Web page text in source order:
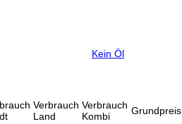
Kein Öl
Verbrauch
Land
Verbrauch
Kombi
Grundpreis